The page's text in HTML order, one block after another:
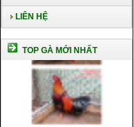
LIÊN HỆ
TOP GÀ MỚI NHẤT